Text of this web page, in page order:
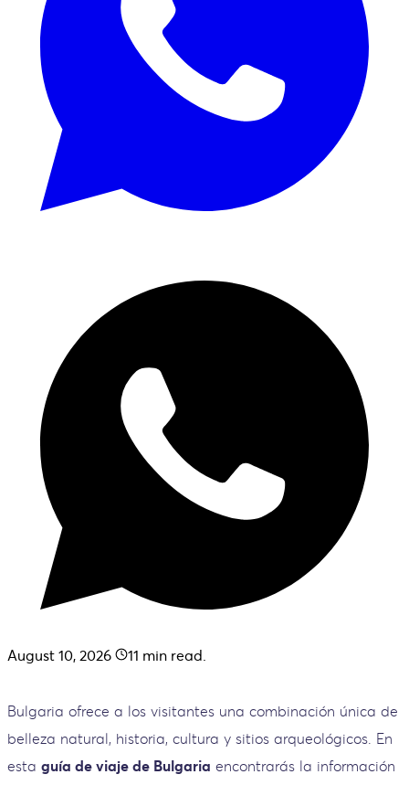
August 10, 2026 11 min read.
Bulgaria ofrece a los visitantes una combinación única de
belleza natural, historia, cultura y sitios arqueológicos. En
esta guía de viaje de Bulgaria encontrarás la información